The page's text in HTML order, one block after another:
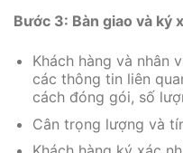
Bước 3: Bàn giao và ký
Khách hàng và nhân
các thông tin liên
cách đóng gói, số
Cân trọng lượng và